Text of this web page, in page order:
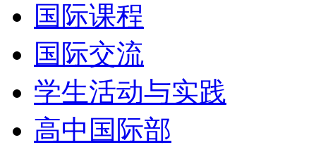
国际课程
国际交流
学生活动与实践
高中国际部